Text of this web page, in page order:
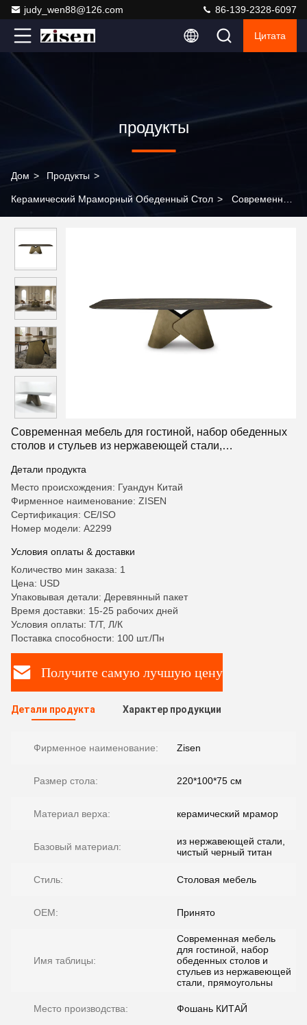
judy_wen88@126.com 86-139-2328-6097
Цитата
продукты
Дом > Продукты >
Керамический Мраморный Обеденный Стол > Современная
нержавеющей стали, прямоугольный мраморный обеденный
стол, набор для домашней мебели для отелей и вилл
Современная мебель для гостиной, набор обеденных
столов и стульев из нержавеющей стали,
для домашней мебели для отелей и вилл
Детали продукта
Место происхождения: Гуандун Китай
Фирменное наименование: ZISEN
Сертификация: CE/ISO
Номер модели: А2299
Условия оплаты & доставки
Количество мин заказа: 1
Цена: USD
Упаковывая детали: Деревянный пакет
Время доставки: 15-25 рабочих дней
Условия оплаты: Т/Т, Л/К
Поставка способности: 100 шт./Пн
Получите самую лучшую цену
Детали продукта Характер продукции
Фирменное наименование: Zisen
Размер стола: 220*100*75 см
Материал верха: керамический мрамор
Базовый материал:
из нержавеющей стали,
чистый черный титан
Стиль: Столовая мебель
OEM: Принято
Имя таблицы:
Современная мебель
для гостиной, набор
обеденных столов и
стульев из нержавеющей
стали, прямоугольны
Место производства: Фошань КИТАЙ